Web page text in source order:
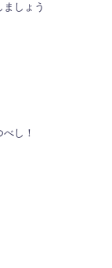
しょう
し！